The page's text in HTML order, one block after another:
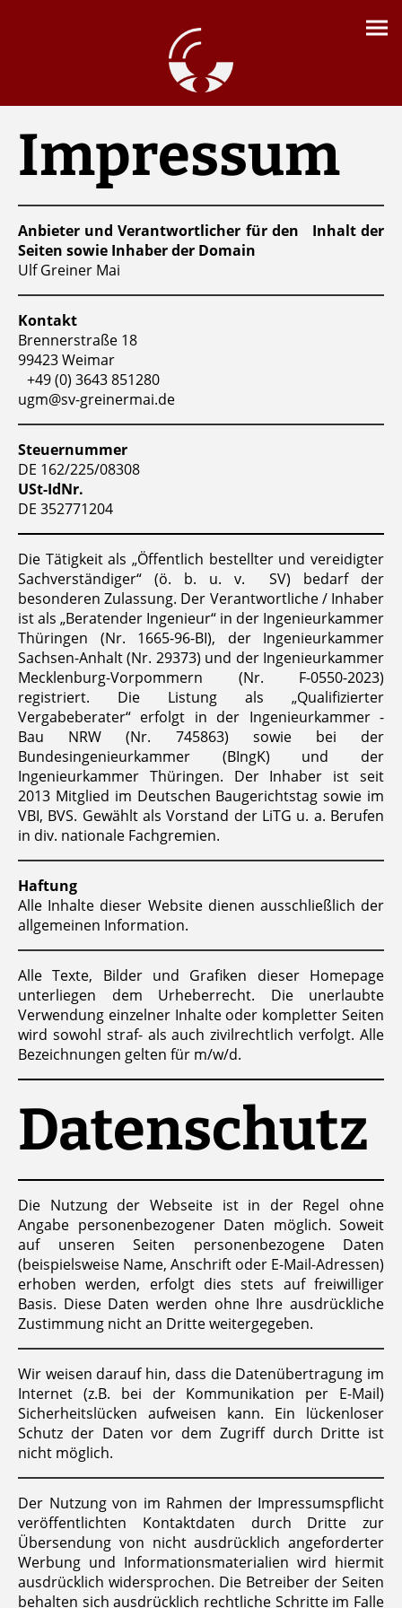
Impressum
Anbieter und Verantwortlicher für den Inhalt der
Seiten sowie Inhaber der Domain
Ulf Greiner Mai
Kontakt
Brennerstraße 18
99423 Weimar
+49 (0) 3643 851280
ugm@sv-greinermai.de
Steuernummer
DE 162/225/08308
USt-IdNr.
DE 352771204
Die Tätigkeit als „Öffentlich bestellter und vereidigter
Sachverständiger“ (ö. b. u. v. SV) bedarf der
besonderen Zulassung. Der Verantwortliche / Inhaber
ist als „Beratender Ingenieur“ in der Ingenieurkammer
Thüringen (Nr. 1665-96-BI), der Ingenieurkammer
Sachsen-Anhalt (Nr. 29373) und der Ingenieurkammer
Mecklenburg-Vorpommern (Nr. F-0550-2023)
registriert. Die Listung als „Qualifizierter
Vergabeberater“ erfolgt in der Ingenieurkammer -
Bau NRW (Nr. 745863) sowie bei der
Bundesingenieurkammer (BIngK) und der
Ingenieurkammer Thüringen. Der Inhaber ist seit
2013 Mitglied im Deutschen Baugerichtstag sowie im
VBI, BVS. Gewählt als Vorstand der LiTG u. a. Berufen
in div. nationale Fachgremien.
Haftung
Alle Inhalte dieser Website dienen ausschließlich der
allgemeinen Information.
Alle Texte, Bilder und Grafiken dieser Homepage
unterliegen dem Urheberrecht. Die unerlaubte
Verwendung einzelner Inhalte oder kompletter Seiten
wird sowohl straf- als auch zivilrechtlich verfolgt. Alle
Bezeichnungen gelten für m/w/d.
Datenschutz
Die Nutzung der Webseite ist in der Regel ohne
Angabe personenbezogener Daten möglich. Soweit
auf unseren Seiten personenbezogene Daten
(beispielsweise Name, Anschrift oder E-Mail-Adressen)
erhoben werden, erfolgt dies stets auf freiwilliger
Basis. Diese Daten werden ohne Ihre ausdrückliche
Zustimmung nicht an Dritte weitergegeben.
Wir weisen darauf hin, dass die Datenübertragung im
Internet (z.B. bei der Kommunikation per E-Mail)
Sicherheitslücken aufweisen kann. Ein lückenloser
Schutz der Daten vor dem Zugriff durch Dritte ist
nicht möglich.
Der Nutzung von im Rahmen der Impressumspflicht
veröffentlichten Kontaktdaten durch Dritte zur
Übersendung von nicht ausdrücklich angeforderter
Werbung und Informationsmaterialien wird hiermit
ausdrücklich widersprochen. Die Betreiber der Seiten
behalten sich ausdrücklich rechtliche Schritte im Falle